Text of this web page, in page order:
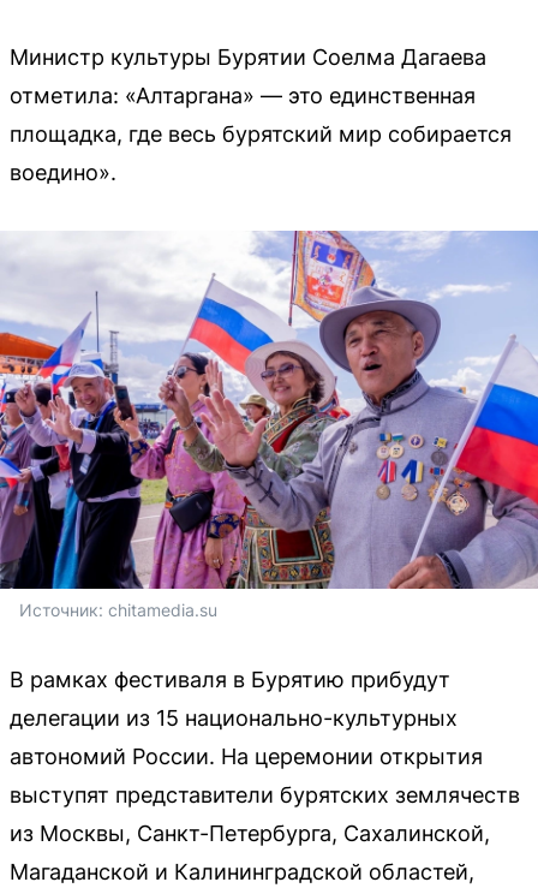
Министр культуры Бурятии Соелма Дагаева
отметила: «Алтаргана» — это единственная
площадка, где весь бурятский мир собирается
воедино».
Источник: chitamedia.su
В рамках фестиваля в Бурятию прибудут
делегации из 15 национально-культурных
автономий России. На церемонии открытия
выступят представители бурятских землячеств
из Москвы, Санкт-Петербурга, Сахалинской,
Магаданской и Калининградской областей,